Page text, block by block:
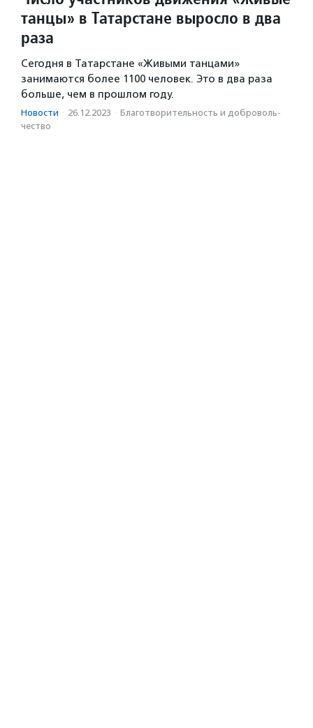
танцы» в Татарстане выросло в два
раза
Сегодня в Татарстане «Живыми танцами»
занимаются более 1100 человек. Это в два раза
больше, чем в прошлом году.
Новости · 26.12.2023 · Благотвори­тель­ность и доброволь­
чест­во